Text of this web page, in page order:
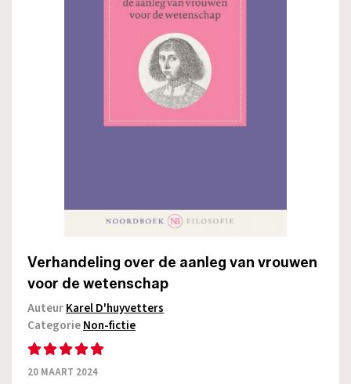
Verhandeling over de aanleg van vrouwen
voor de wetenschap
AuteurKarel D'huyvetters
CategorieNon-fictie
20 MAART 2024